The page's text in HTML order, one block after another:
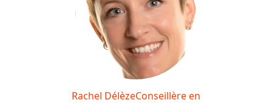
Rachel DélèzeConseillère en